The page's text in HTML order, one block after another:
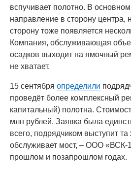
вспучивает полотно. В
направление в сторону центра,
сторону тоже появляется
Компания, обслуживающая
осадков выходит на ямочный
не хватает.
15 сентября определили
проведёт более комплексный
капитальный) полотна.
млн рублей. Заявка была
всего, подрядчиком выступит
обслуживает мост, – ООО «ВСК-
прошлом и позапрошлом годах.